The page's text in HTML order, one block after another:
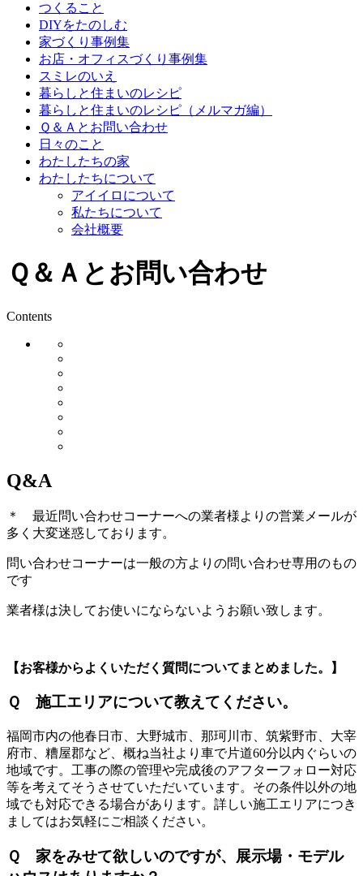
つくること
DIYをたのしむ
家づくり事例集
お店・オフィスづくり事例集
スミレのいえ
暮らしと住まいのレシピ
暮らしと住まいのレシピ（メルマガ編）
Ｑ＆Ａとお問い合わせ
日々のこと
わたしたちの家
わたしたちについて
アイイロについて
私たちについて
会社概要
Ｑ＆Ａとお問い合わせ
Contents
Q&A
＊ 最近問い合わせコーナーへの業者様よりの営業メールが
多く大変迷惑しております。
問い合わせコーナーは一般の方よりの問い合わせ専用のもの
です
業者様は決してお使いにならないようお願い致します。
【お客様からよくいただく質問についてまとめました。】
Ｑ 施工エリアについて教えてください。
福岡市内の他春日市、大野城市、那珂川市、筑紫野市、大宰
府市、糟屋郡など、概ね当社より車で片道60分以内ぐらいの
地域です。工事の際の管理や完成後のアフターフォロー対応
等を考えてそうさせていただいています。その条件以外の地
域でも対応できる場合があります。詳しい施工エリアにつき
ましてはお気軽にご相談ください。
Ｑ 家をみせて欲しいのですが、展示場・モデル